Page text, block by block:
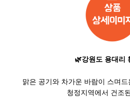
🌿강원도 용대리
맑은 공기와 차가운 바람이 스며
청정지역에서 건조